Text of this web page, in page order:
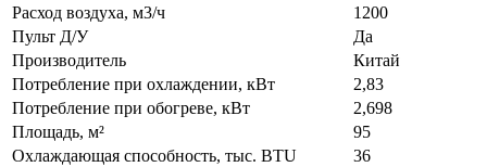
Расход воздуха, м3/ч
1200
Пульт Д/У
Да
Производитель
Китай
Потребление при охлаждении, кВт
2,83
Потребление при обогреве, кВт
2,698
Площадь, м²
95
Охлаждающая способность, тыс. BTU
36